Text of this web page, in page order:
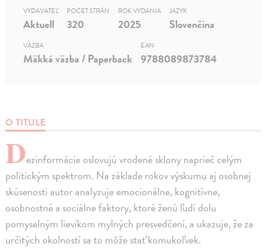
O TITULE
Dezinformácie oslovujú vrodené sklony naprieč celým
politickým spektrom. Na základe rokov výskumu aj osobnej
skúsenosti autor analyzuje emocionálne, kognitívne,
osobnostné a sociálne faktory, ktoré ženú ľudí dolu
pomyselným lievikom mylných presvedčení, a ukazuje, že za
určitých okolností sa to môže stať komukoľvek.
VYDAVATEĽ
Aktuell
POČET STRÁN
320
ROK VYDANIA
2025
JAZYK
Slovenčina
VÄZBA
Mäkká väzba / Paperback
EAN
9788089873784